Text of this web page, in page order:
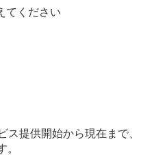
てください
ス提供開始から現在まで、
。